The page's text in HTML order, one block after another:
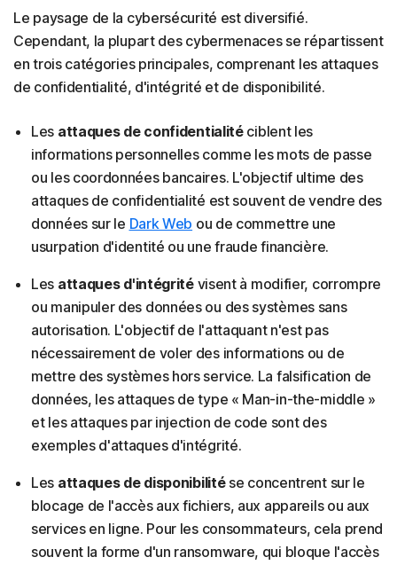
Le paysage de la cybersécurité est diversifié.
Cependant, la plupart des cybermenaces se répartissent
en trois catégories principales, comprenant les attaques
de confidentialité, d'intégrité et de disponibilité.
Les attaques de confidentialitéciblent les
informations personnelles comme les mots de passe
ou les coordonnées bancaires. L'objectif ultime des
attaques de confidentialité est souvent de vendre des
données sur le Dark Web ou de commettre une
usurpation d'identité ou une fraude financière.
Les attaques d'intégritévisent à modifier, corrompre
ou manipuler des données ou des systèmes sans
autorisation. L'objectif de l'attaquant n'est pas
nécessairement de voler des informations ou de
mettre des systèmes hors service. La falsification de
données, les attaques de type « Man-in-the-middle »
et les attaques par injection de code sont des
exemples d'attaques d'intégrité.
Les attaques de disponibilitése concentrent sur le
blocage de l'accès aux fichiers, aux appareils ou aux
services en ligne. Pour les consommateurs, cela prend
souvent la forme d'un ransomware, qui bloque l'accès